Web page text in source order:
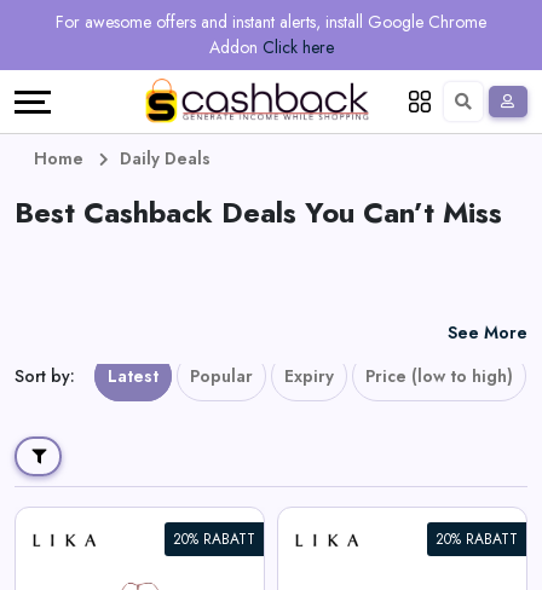
For awesome offers and instant alerts, install Google Chrome
Addon Click here
Regional
Online
Vouchers
Daily
All
Daily
Earn
Earn
Earn
Language
Deutsch
Home Daily Deals
Best Cashback Deals You Can’t Miss
See More
Sort by: Latest Popular Expiry Price (low to high)
20% RABATT 20% RABATT